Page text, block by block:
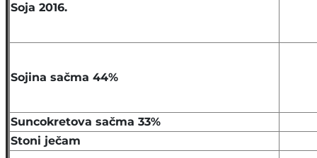
Soja 2016.
Sojina sačma 44%
Suncokretova sačma 33%
Stoni ječam